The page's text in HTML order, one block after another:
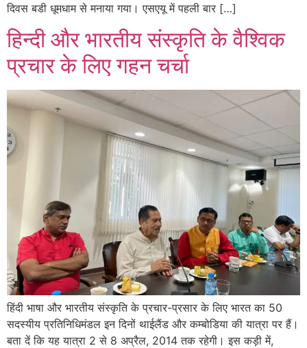
दिवस बडी धूमधाम से मनाया गया। एसएयू में पहली बार […]
हिन्दी और भारतीय संस्कृति के वैश्विक
प्रचार के लिए गहन चर्चा
हिंदी भाषा और भारतीय संस्कृति के प्रचार-प्रसार के लिए भारत का 50
सदस्यीय प्रतिनिधिमंडल इन दिनों थाईलैंड और कम्बोडिया की यात्रा पर हैं।
बता दें कि यह यात्रा 2 से 8 अप्रैल, 2014 तक रहेगी। इस कड़ी में,